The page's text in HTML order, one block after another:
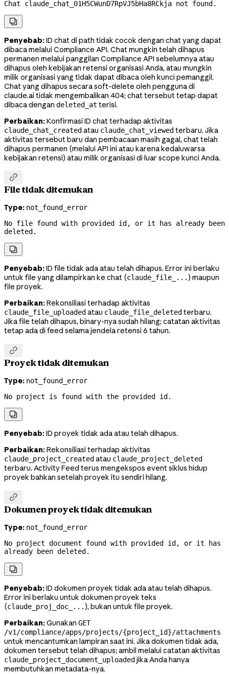
Chat claude_chat_01H5CWunD7RpVJ5bHa8RCkja not found.

Penyebab:ID chat di path tidak cocok dengan chat yang dapat
dibaca melalui Compliance API. Chat mungkin telah dihapus
permanen melalui panggilan Compliance API sebelumnya atau
dihapus oleh kebijakan retensi organisasi Anda, atau mungkin
milik organisasi yang tidak dapat dibaca oleh kunci pemanggil.
Chat yang dihapus secara soft-delete oleh pengguna di
claude.ai tidak mengembalikan 404; chat tersebut tetap dapat
dibaca dengan deleted_at terisi.
Perbaikan:Konfirmasi ID chat terhadap aktivitas
claude_chat_created atau claude_chat_viewed terbaru. Jika
aktivitas tersebut baru dan pembacaan masih gagal, chat telah
dihapus permanen (melalui API ini atau karena kedaluwarsa
kebijakan retensi) atau milik organisasi di luar scope kunci Anda.

File tidak ditemukan
Type: not_found_error
No file found with provided id, or it has already been
deleted.

Penyebab:ID file tidak ada atau telah dihapus. Error ini berlaku
untuk file yang dilampirkan ke chat (claude_file_... ) maupun
file proyek.
Perbaikan:Rekonsiliasi terhadap aktivitas
claude_file_uploaded atau claude_file_deleted terbaru.
Jika file telah dihapus, binary-nya sudah hilang; catatan aktivitas
tetap ada di feed selama jendela retensi 6 tahun.

Proyek tidak ditemukan
Type: not_found_error
No project is found with the provided id.

Penyebab:ID proyek tidak ada atau telah dihapus.
Perbaikan:Rekonsiliasi terhadap aktivitas
claude_project_created atau claude_project_deleted
terbaru. Activity Feed terus mengekspos event siklus hidup
proyek bahkan setelah proyek itu sendiri hilang.

Dokumen proyek tidak ditemukan
Type: not_found_error
No project document found with provided id, or it has
already been deleted.

Penyebab:ID dokumen proyek tidak ada atau telah dihapus.
Error ini berlaku untuk dokumen proyek teks
(claude_proj_doc_...), bukan untuk file proyek.
Perbaikan:Gunakan GET
/v1/compliance/apps/projects/{project_id}/attachments
untuk mencantumkan lampiran saat ini. Jika dokumen tidak ada,
dokumen tersebut telah dihapus; ambil melalui catatan aktivitas
claude_project_document_uploaded jika Anda hanya
membutuhkan metadata-nya.